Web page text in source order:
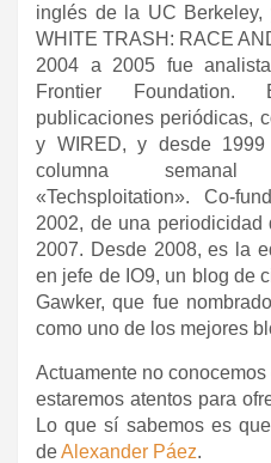
inglés de la UC
WHITE TRASH: RACE
2004 a 2005 fue
Frontier Foundation.
publicaciones periódicas,
y WIRED, y desde
columna semanal
«Techsploitation». Co-
2002, de una
2007. Desde 2008, es la
en jefe de IO9, un blog de
Gawker, que fue
como uno de los mejores
Actuamente no
estaremos atentos para
Lo que sí sabemos es
deAlexander Páez.